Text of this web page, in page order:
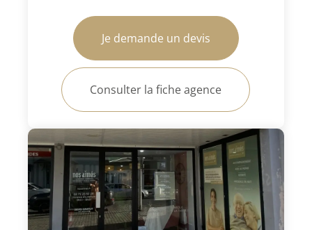
Je demande un devis
Consulter la fiche agence